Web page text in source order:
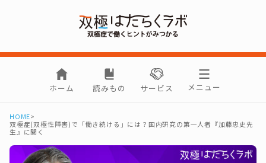
ホーム 読みもの サービス メニュー
HOME>
双極症(双極性障害)で「働き続ける」には？国内研究の第一人者『加藤忠史先
生』に聞く